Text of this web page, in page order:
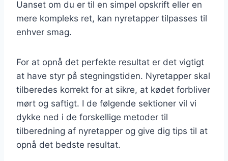
Uanset om du er til en simpel opskrift eller en
mere kompleks ret, kan nyretapper tilpasses til
enhver smag.
For at opnå det perfekte resultat er det vigtigt
at have styr på stegningstiden. Nyretapper skal
tilberedes korrekt for at sikre, at kødet forbliver
mørt og saftigt. I de følgende sektioner vil vi
dykke ned i de forskellige metoder til
tilberedning af nyretapper og give dig tips til at
opnå det bedste resultat.